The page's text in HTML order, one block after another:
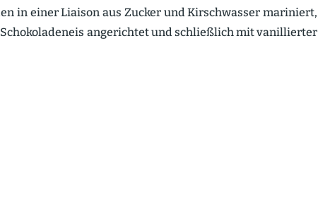
in einer Liaison aus Zucker und Kirsch­wasser mariniert,
angerichtet und schließlich mit vanil­lierter